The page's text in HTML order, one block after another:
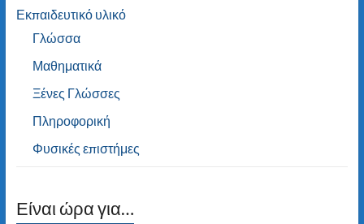
Εκπαιδευτικό υλικό
Γλώσσα
Μαθηματικά
Ξένες Γλώσσες
Πληροφορική
Φυσικές επιστήμες
Είναι ώρα για…